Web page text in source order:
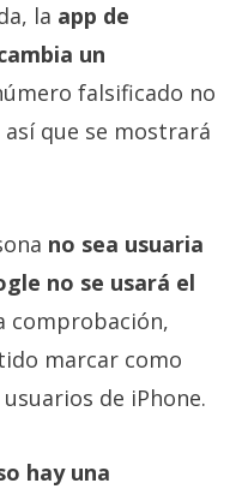
la app de
un
falsificado no
que se mostrará
no sea usuaria
no se usará el
comprobación,
marcar como
de iPhone.
hay una